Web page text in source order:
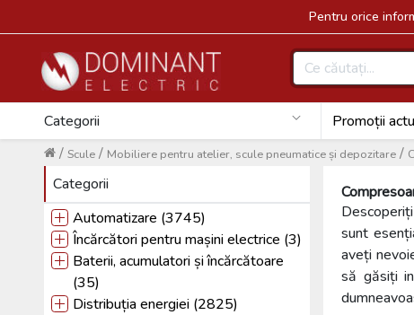
Pentru orice
Categorii Promoții
/
Mobiliere pentru atelier, scule pneumatice și depozitare
/
Scule
/
Categorii
Automatizare (3745)
Încărcători pentru mașini electrice (3)
Baterii, acumulatori și încărcătoare
(35)
Distribuția energiei (2825)
sunt
aveți
să găsiți